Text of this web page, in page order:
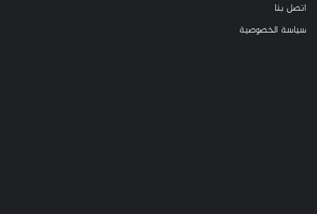
اتصل بنا
سياسة الخصوصية